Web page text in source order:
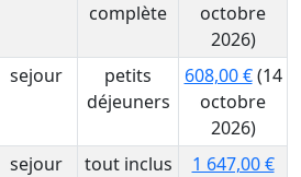
complète
octobre
2026)
sejour
petits
déjeuners
608,00 €(14
octobre
2026)
sejour tout inclus
1 647,00 €